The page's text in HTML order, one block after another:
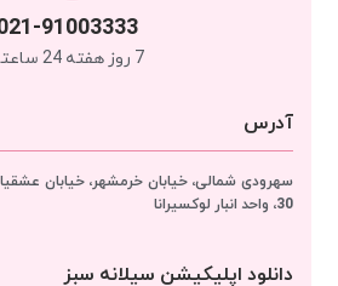
91003333
7 روز هفته 24 ساعته
آدرس
سهرودی شمالی، خیابان خرمشهر، خیابان
30، واحد انبار
لوکسیرانا
دانلود اپلیکیشن سیلانه سبز